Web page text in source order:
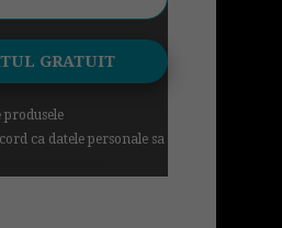
ca datele personale sa